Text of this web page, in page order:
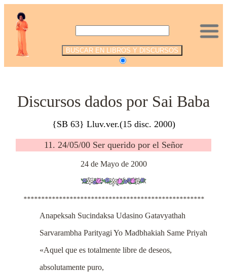
Discursos dados por Sai Baba
{SB 63} Lluv.ver.(15 disc. 2000)
11. 24/05/00 Ser querido por el Señor
24 de Mayo de 2000
***************************************************
Anapeksah Sucindaksa Udasino Gatavyathah
Sarvarambha Parityagi Yo Madbhakiah Same Priyah
«Aquel que es totalmente libre de deseos,
absolutamente puro,